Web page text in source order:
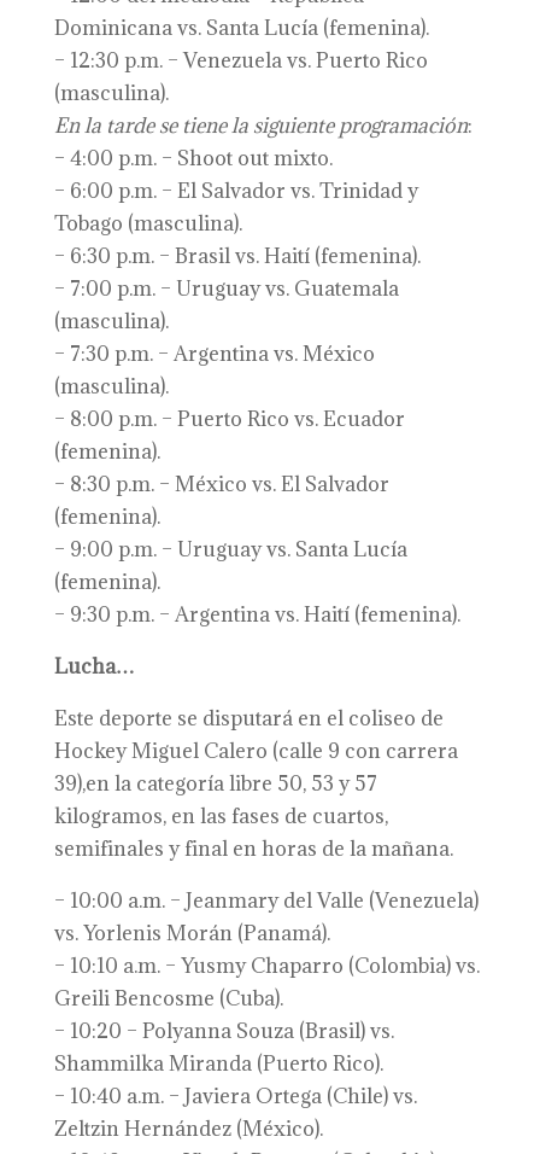
Dominicana vs. Santa Lucía (femenina).
– 12:30 p.m. – Venezuela vs. Puerto Rico
(masculina).
En la tarde se tienela siguienteprogramación:
– 4:00 p.m. – Shoot out mixto.
– 6:00 p.m. – El Salvador vs. Trinidad y
Tobago (masculina).
– 6:30 p.m. – Brasil vs. Haití (femenina).
– 7:00 p.m. – Uruguay vs. Guatemala
(masculina).
– 7:30 p.m. – Argentina vs. México
(masculina).
– 8:00 p.m. – Puerto Rico vs. Ecuador
(femenina).
– 8:30 p.m. – México vs. El Salvador
(femenina).
– 9:00 p.m. – Uruguay vs. Santa Lucía
(femenina).
– 9:30 p.m. – Argentina vs. Haití (femenina).
Lucha…
Este deporte se disputará en el coliseo de
Hockey Miguel Calero (calle 9 con carrera
39),en la categoría libre 50, 53 y 57
kilogramos, en las fases de cuartos,
semifinales y final en horas de la mañana.
– 10:00 a.m. – Jeanmary del Valle (Venezuela)
vs. Yorlenis Morán (Panamá).
– 10:10 a.m. – Yusmy Chaparro (Colombia) vs.
Greili Bencosme (Cuba).
– 10:20 – Polyanna Souza (Brasil) vs.
Shammilka Miranda (Puerto Rico).
– 10:40 a.m. – Javiera Ortega (Chile) vs.
Zeltzin Hernández (México).